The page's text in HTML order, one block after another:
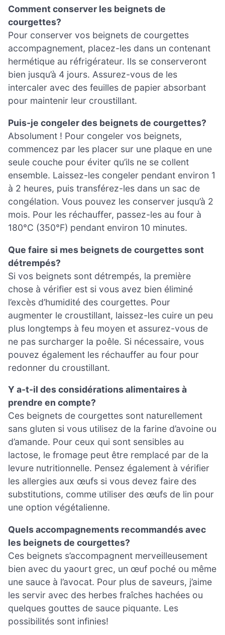
Comment conserver les beignets de
courgettes?
Pour conserver vos beignets de courgettes
accompagnement, placez-les dans un contenant
hermétique au réfrigérateur. Ils se conserveront
bien jusqu’à 4 jours. Assurez-vous de les
intercaler avec des feuilles de papier absorbant
pour maintenir leur croustillant.
Puis-je congeler des beignets de courgettes?
Absolument ! Pour congeler vos beignets,
commencez par les placer sur une plaque en une
seule couche pour éviter qu’ils ne se collent
ensemble. Laissez-les congeler pendant environ 1
à 2 heures, puis transférez-les dans un sac de
congélation. Vous pouvez les conserver jusqu’à 2
mois. Pour les réchauffer, passez-les au four à
180°C (350°F) pendant environ 10 minutes.
Que faire si mes beignets de courgettes sont
détrempés?
Si vos beignets sont détrempés, la première
chose à vérifier est si vous avez bien éliminé
l’excès d’humidité des courgettes. Pour
augmenter le croustillant, laissez-les cuire un peu
plus longtemps à feu moyen et assurez-vous de
ne pas surcharger la poêle. Si nécessaire, vous
pouvez également les réchauffer au four pour
redonner du croustillant.
Y a-t-il des considérations alimentaires à
prendre en compte?
Ces beignets de courgettes sont naturellement
sans gluten si vous utilisez de la farine d’avoine ou
d’amande. Pour ceux qui sont sensibles au
lactose, le fromage peut être remplacé par de la
levure nutritionnelle. Pensez également à vérifier
les allergies aux œufs si vous devez faire des
substitutions, comme utiliser des œufs de lin pour
une option végétalienne.
Quels accompagnements recommandés avec
les beignets de courgettes?
Ces beignets s’accompagnent merveilleusement
bien avec du yaourt grec, un œuf poché ou même
une sauce à l’avocat. Pour plus de saveurs, j’aime
les servir avec des herbes fraîches hachées ou
quelques gouttes de sauce piquante. Les
possibilités sont infinies!